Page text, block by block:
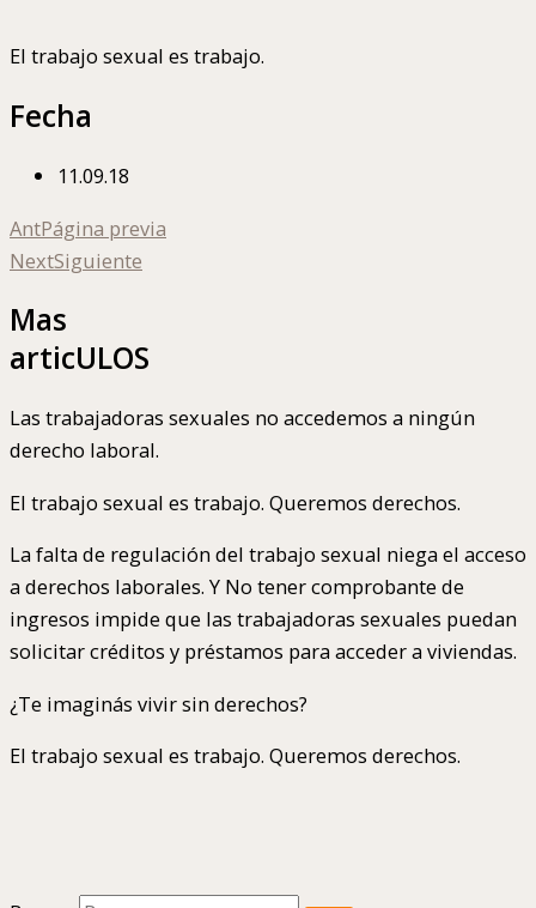
El trabajo sexual es trabajo.
Fecha
11.09.18
AntPágina previa
NextSiguiente
Mas
articULOS
Las trabajadoras sexuales no accedemos a ningún
derecho laboral.
El trabajo sexual es trabajo. Queremos derechos.
La falta de regulación del trabajo sexual niega el acceso
a derechos laborales. Y No tener comprobante de
ingresos impide que las trabajadoras sexuales puedan
solicitar créditos y préstamos para acceder a viviendas.
¿Te imaginás vivir sin derechos?
El trabajo sexual es trabajo. Queremos derechos.